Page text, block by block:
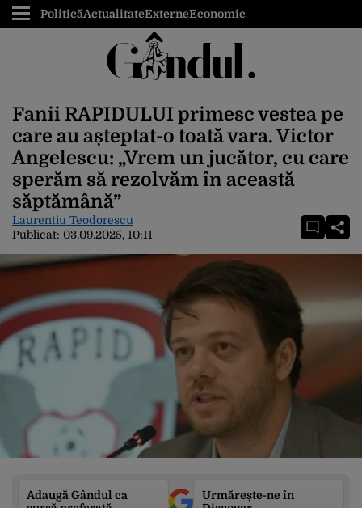
PoliticăActualitateExterneEconomic
Fanii RAPIDULUI primesc vestea pe
care au așteptat-o toată vara. Victor
Angelescu: „Vrem un jucător, cu care
sperăm să rezolvăm în această
săptămână”
Laurentiu Teodorescu
Publicat: 03.09.2025, 10:11
Adaugă Gândul ca
Urmărește-ne în